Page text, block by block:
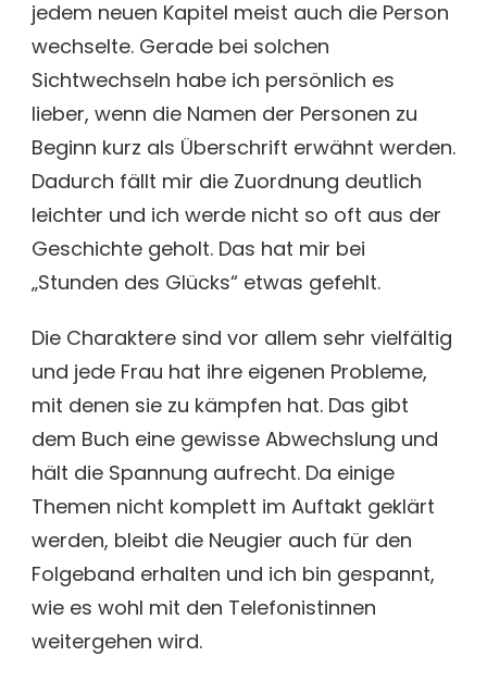
jedem neuen Kapitel meist auch die Person
wechselte. Gerade bei solchen
Sichtwechseln habe ich persönlich es
lieber, wenn die Namen der Personen zu
Beginn kurz als Überschrift erwähnt werden.
Dadurch fällt mir die Zuordnung deutlich
leichter und ich werde nicht so oft aus der
Geschichte geholt. Das hat mir bei
„Stunden des Glücks“ etwas gefehlt.
Die Charaktere sind vor allem sehr vielfältig
und jede Frau hat ihre eigenen Probleme,
mit denen sie zu kämpfen hat. Das gibt
dem Buch eine gewisse Abwechslung und
hält die Spannung aufrecht. Da einige
Themen nicht komplett im Auftakt geklärt
werden, bleibt die Neugier auch für den
Folgeband erhalten und ich bin gespannt,
wie es wohl mit den Telefonistinnen
weitergehen wird.